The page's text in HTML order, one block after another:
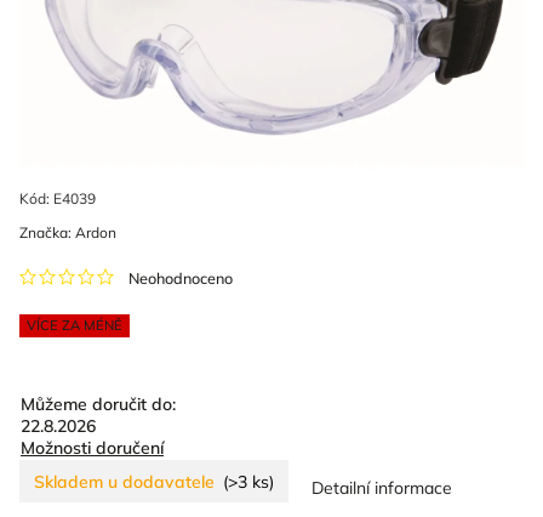
Kód: E4039
VÍCE ZA MÉNĚ
Neohodnoceno
Značka: Ardon
Můžeme doručit do:
22.8.2026
Možnosti doručení
Skladem u dodavatele (>3 ks) Detailní informace